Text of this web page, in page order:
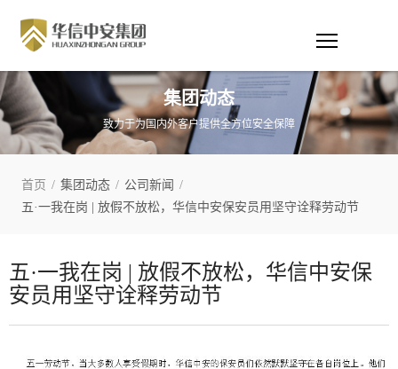
集团动态
致力于为国内外客户提供全方位安全保障
首页 / 集团动态 / 公司新闻 /
五·一我在岗 | 放假不放松，华信中安保安员用坚守诠释劳动节
五·一我在岗 | 放假不放松，华信中安保
安员用坚守诠释劳动节